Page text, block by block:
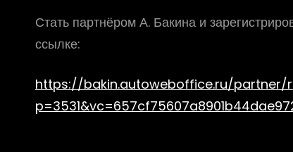
Стать партнёром А. Бакина и
ссылке:
https://bakin.autoweboffice.ru/